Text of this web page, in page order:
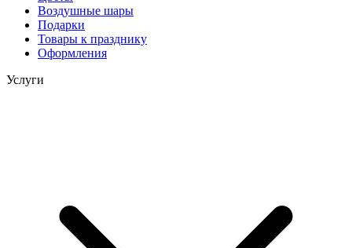
Воздушные шары
Подарки
Товары к празднику
Оформления
Услуги